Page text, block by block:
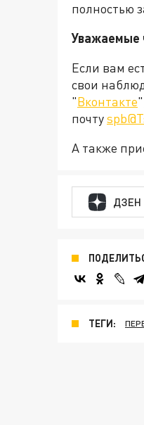
полностью
Уважаемые
Если вам
свои
"Вконтакте
почту
А также
ДЗЕН
ТЕГИ: